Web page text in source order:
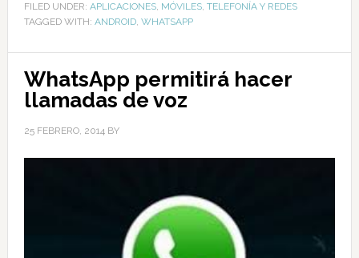
FILED UNDER: APLICACIONES, MÓVILES, TELEFONÍA Y REDES
TAGGED WITH: ANDROID, WHATSAPP
WhatsApp permitirá hacer
llamadas de voz
25 FEBRERO, 2014BY